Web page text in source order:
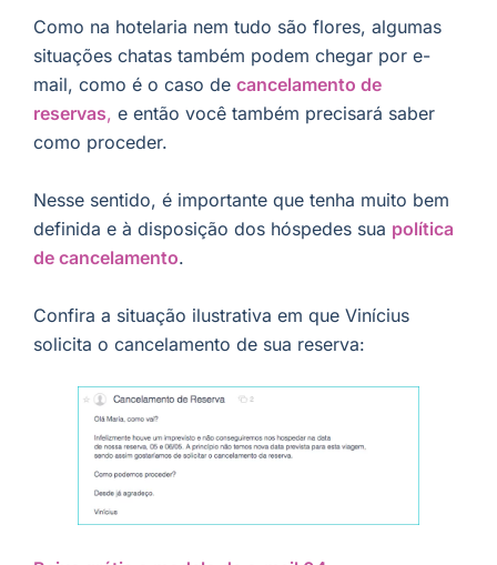
Como na hotelaria nem tudo são flores, algumas
situações chatas também podem chegar por e-
mail, como é o caso de cancelamento de
reservas, e então você também precisará saber
como proceder.
Nesse sentido, é importante que tenha muito bem
definida e à disposição dos hóspedes sua política
de cancelamento.
Confira a situação ilustrativa em que Vinícius
solicita o cancelamento de sua reserva: